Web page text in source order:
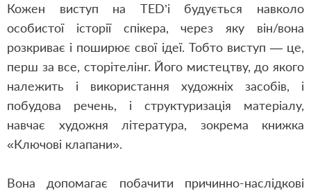
Кожен виступ на TED’і будується навколо
особистої історії спікера, через яку він/вона
розкриває і поширює свої ідеї. Тобто виступ — це,
перш за все, сторітелінг. Його мистецтву, до якого
належить і використання художніх засобів, і
побудова речень, і структуризація матеріалу,
навчає художня література, зокрема книжка
«Ключові клапани».
Вона допомагає побачити причинно-наслідкові